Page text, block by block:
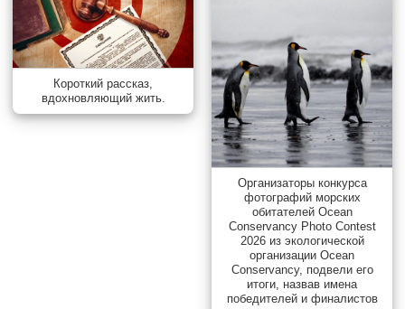
Короткий рассказ,
вдохновляющий жить.
Организаторы конкурса
фотографий морских
обитателей Ocean
Conservancy Photo Contest
2026 из экологической
организации Ocean
Conservancy, подвели его
итоги, назвав имена
победителей и финалистов